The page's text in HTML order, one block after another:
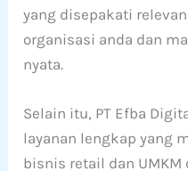
yang disepakati
organisasi anda dan
nyata.
Selain itu, PT Efba
layanan lengkap yang
bisnis retail dan